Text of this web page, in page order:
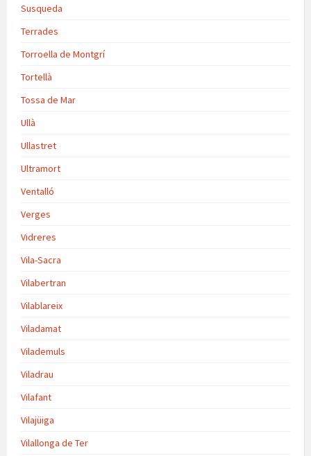
Susqueda
Terrades
Torroella de Montgrí
Tortellà
Tossa de Mar
Ullà
Ullastret
Ultramort
Ventalló
Verges
Vidreres
Vila-Sacra
Vilabertran
Vilablareix
Viladamat
Vilademuls
Viladrau
Vilafant
Vilajüiga
Vilallonga de Ter